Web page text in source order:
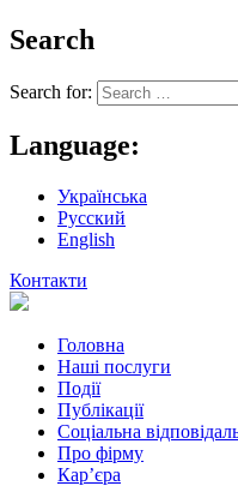
Search
Search for:
Language:
Українська
Русский
English
Контакти
Головна
Наші послуги
Події
Публікації
Соціальна
Про фiрму
Кар’єра